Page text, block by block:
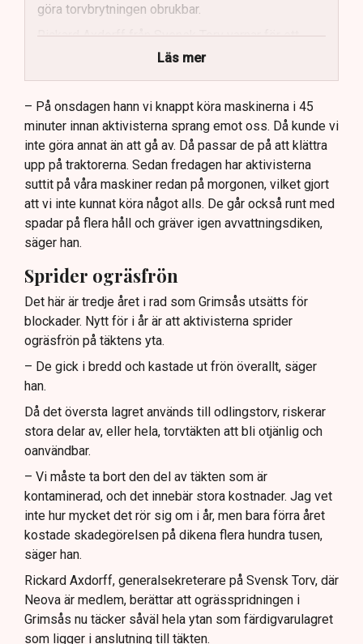
göra torvbrytningen obrukbar.
Rickard Axdorff från Svensk Torv varnar för ett
stort ekonomiskt sabotage.
Dialogpolisen på plats står maktlös inför
aktivisternas handlingar.
Frågor kvarstår om finansiering av illegal aktivism.
Läs mer
– På onsdagen hann vi knappt köra maskinerna i 45
minuter innan aktivisterna sprang emot oss. Då kunde vi
inte göra annat än att gå av. Då passar de på att klättra
upp på traktorerna. Sedan fredagen har aktivisterna
suttit på våra maskiner redan på morgonen, vilket gjort
att vi inte kunnat köra något alls. De går också runt med
spadar på flera håll och gräver igen avvattningsdiken,
säger han.
Sprider ogräsfrön
Det här är tredje året i rad som Grimsås utsätts för
blockader. Nytt för i år är att aktivisterna sprider
ogräsfrön på täktens yta.
– De gick i bredd och kastade ut frön överallt, säger
han.
Då det översta lagret används till odlingstorv, riskerar
stora delar av, eller hela, torvtäkten att bli otjänlig och
oanvändbar.
– Vi måste ta bort den del av täkten som är
kontaminerad, och det innebär stora kostnader. Jag vet
inte hur mycket det rör sig om i år, men bara förra året
kostade skadegörelsen på dikena flera hundra tusen,
säger han.
Rickard Axdorff, generalsekreterare på Svensk Torv, där
Neova är medlem, berättar att ogrässpridningen i
Grimsås nu täcker såväl hela ytan som färdigvarulagret
som ligger i anslutning till täkten.